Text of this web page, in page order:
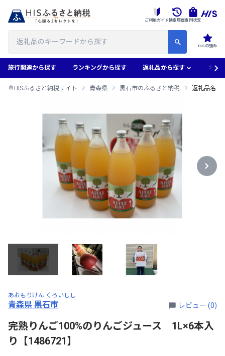
HISの強み
ご利用ガイド検索履歴寄附状況
旅行関連から探す ランキングから探す 返礼品から探す 地域
HISふるさと納税サイト 青森県 黒石市のふるさと納税 返礼品名
あおもりけん くろいしし
青森県 黒石市 レビュー (0)
完熟りんご100%のりんごジュース 1L×6本入
り【1486721】